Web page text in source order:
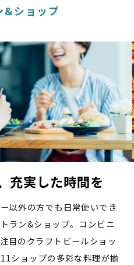
&ショップ
充実した時間を
以外の方でも日常使いでき
ラン&ショップ。コンビニ
目のクラフトビールショッ
ショップの多彩な料理が揃